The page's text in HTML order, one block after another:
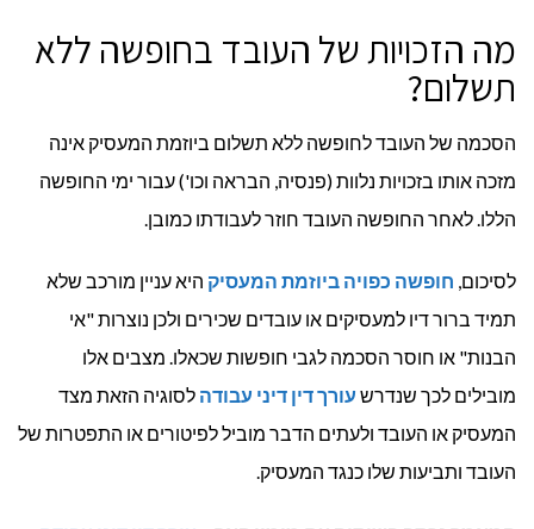
מה הזכויות של העובד בחופשה ללא
תשלום?
הסכמה של העובד לחופשה ללא תשלום ביוזמת המעסיק אינה
מזכה אותו בזכויות נלוות (פנסיה, הבראה וכו') עבור ימי החופשה
הללו. לאחר החופשה העובד חוזר לעבודתו כמובן.
לסיכום, חופשה כפויה ביוזמת המעסיק היא עניין מורכב שלא
תמיד ברור דיו למעסיקים או עובדים שכירים ולכן נוצרות "אי
הבנות" או חוסר הסכמה לגבי חופשות שכאלו. מצבים אלו
מובילים לכך שנדרש עורך דין דיני עבודה לסוגיה הזאת מצד
המעסיק או העובד ולעתים הדבר מוביל לפיטורים או התפטרות של
העובד ותביעות שלו כנגד המעסיק.